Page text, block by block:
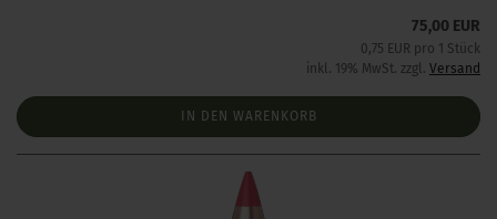
75,00 EUR
0,75 EUR pro 1 Stück
inkl. 19% MwSt. zzgl. Versand
IN DEN WARENKORB